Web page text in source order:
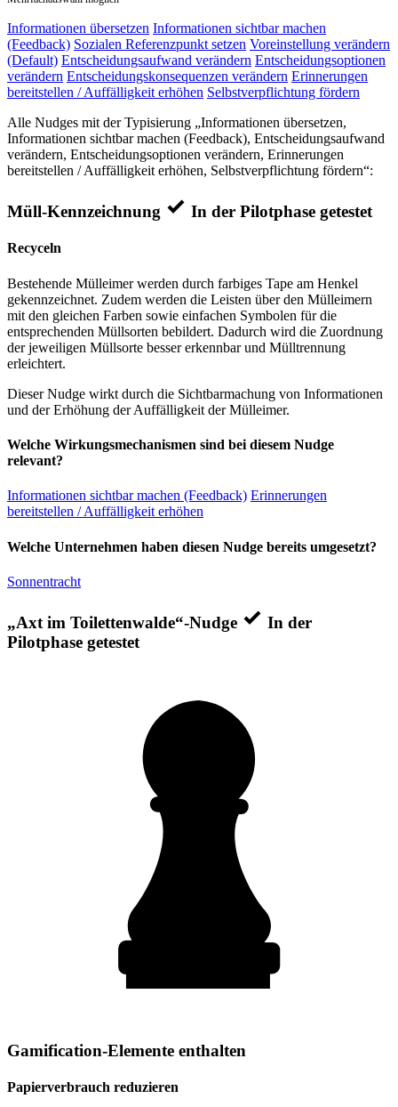
Informationen übersetzen Informationen sichtbar machen
(Feedback) Sozialen Referenzpunkt setzen Voreinstellung verändern
(Default) Entscheidungsaufwand verändern Entscheidungsoptionen
verändern Entscheidungskonsequenzen verändern Erinnerungen
bereitstellen / Auffälligkeit erhöhen Selbstverpflichtung fördern
Alle Nudges mit der Typisierung „Informationen übersetzen,
Informationen sichtbar machen (Feedback), Entscheidungsaufwand
verändern, Entscheidungsoptionen verändern, Erinnerungen
bereitstellen / Auffälligkeit erhöhen, Selbstverpflichtung fördern“:
Müll-Kennzeichnung In der Pilotphase getestet
Recyceln
Bestehende Mülleimer werden durch farbiges Tape am Henkel
gekennzeichnet. Zudem werden die Leisten über den Mülleimern
mit den gleichen Farben sowie einfachen Symbolen für die
entsprechenden Müllsorten bebildert. Dadurch wird die Zuordnung
der jeweiligen Müllsorte besser erkennbar und Mülltrennung
erleichtert.
Dieser Nudge wirkt durch die Sichtbarmachung von Informationen
und der Erhöhung der Auffälligkeit der Mülleimer.
Welche Wirkungsmechanismen sind bei diesem Nudge
relevant?
Informationen sichtbar machen (Feedback) Erinnerungen
bereitstellen / Auffälligkeit erhöhen
Welche Unternehmen haben diesen Nudge bereits umgesetzt?
Sonnentracht
„Axt im Toilettenwalde“-Nudge
In der
Pilotphase getestet
Gamification-Elemente enthalten
Papierverbrauch reduzieren